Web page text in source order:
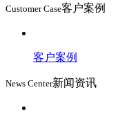
Customer Case客户案例
客户案例
News Center新闻资讯